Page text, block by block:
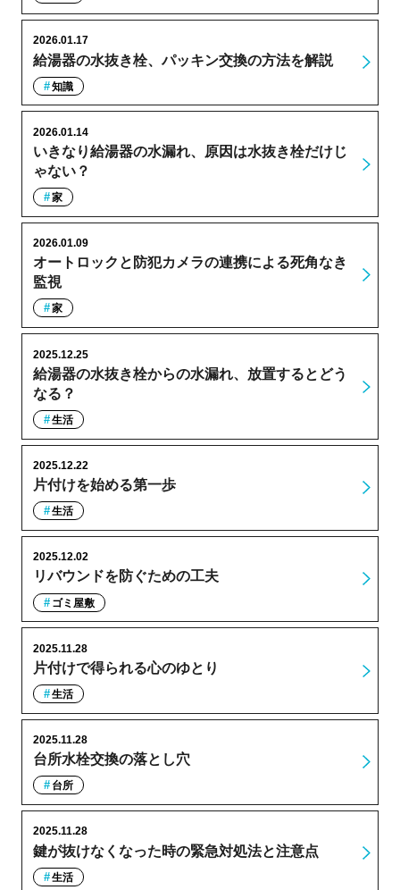
給湯器の水抜き栓、パッキン交換の方法を解説
2026.01.17
知識
いきなり給湯器の水漏れ、原因は水抜き栓だけじ
ゃない？
2026.01.14
家
オートロックと防犯カメラの連携による死角なき
監視
2026.01.09
家
給湯器の水抜き栓からの水漏れ、放置するとどう
なる？
2025.12.25
生活
片付けを始める第一歩
2025.12.22
生活
リバウンドを防ぐための工夫
2025.12.02
ゴミ屋敷
片付けで得られる心のゆとり
2025.11.28
生活
台所水栓交換の落とし穴
2025.11.28
台所
鍵が抜けなくなった時の緊急対処法と注意点
2025.11.28
生活